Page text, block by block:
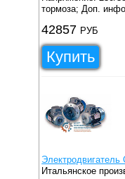
тормоза; Доп.
42857 РУБ
Купить
Итальянское